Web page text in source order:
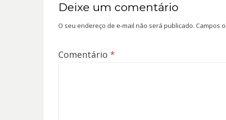
Deixe um comentário
O seu endereço de e-mail não será publicado. Campos
Comentário *